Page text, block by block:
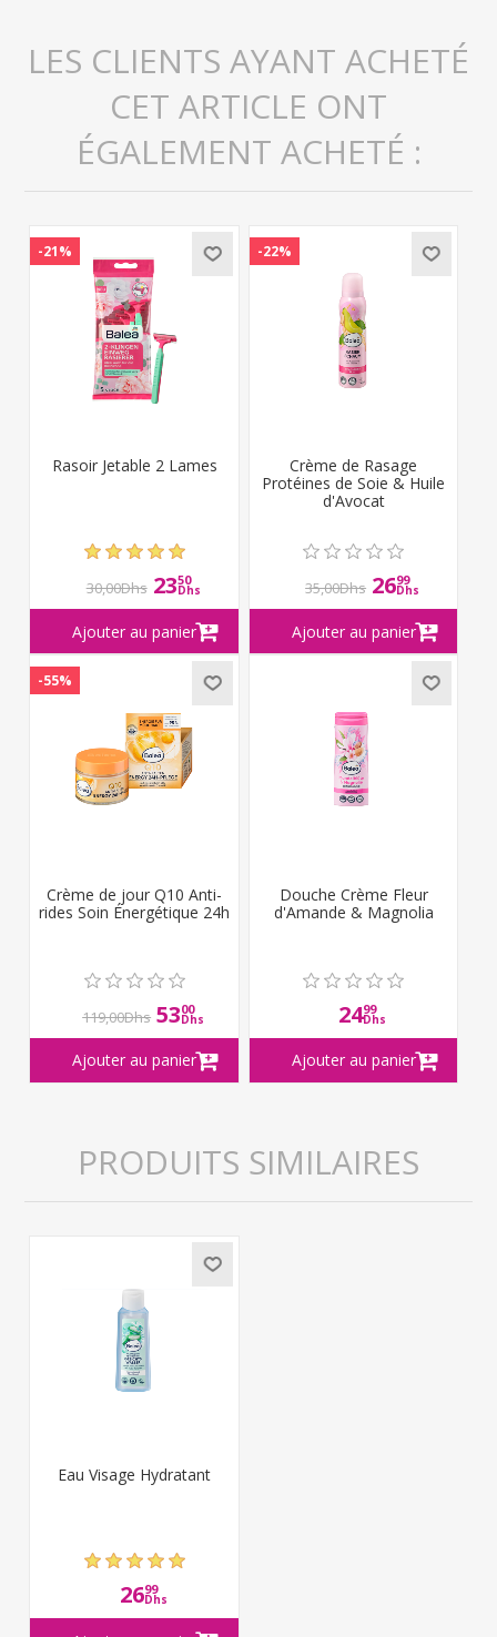
LES CLIENTS AYANT ACHETÉ
CET ARTICLE ONT
ÉGALEMENT ACHETÉ :
-21%
Rasoir Jetable 2 Lames
30,00Dhs 2350
Dhs
-22%
Crème de Rasage
Protéines de Soie & Huile
d'Avocat
35,00Dhs 2699
Dhs
-55%
Crème de jour Q10 Anti-
rides Soin Énergétique 24h
119,00Dhs 5300
Dhs
Douche Crème Fleur
d'Amande & Magnolia
2499
Dhs
PRODUITS SIMILAIRES
Eau Visage Hydratant
2699
Dhs